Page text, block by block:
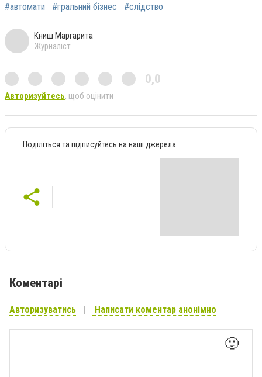
#автомати #гральний бізнес #слідство
Книш Маргарита
Журналіст
0,0
Авторизуйтесь, щоб оцінити
Поділіться та підписуйтесь на наші джерела
Коментарі
Авторизуватись Написати коментар анонімно
🙂